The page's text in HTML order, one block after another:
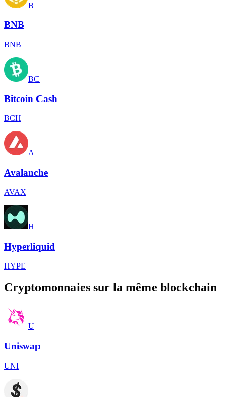
B
BNB
BNB
BC
Bitcoin Cash
BCH
A
Avalanche
AVAX
H
Hyperliquid
HYPE
Cryptomonnaies sur la même blockchain
U
Uniswap
UNI